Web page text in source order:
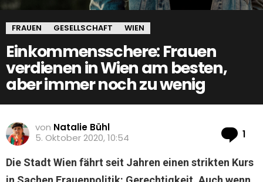
FRAUEN GESELLSCHAFT WIEN
Einkommensschere: Frauen
verdienen in Wien am besten,
aber immer noch zu wenig
von Natalie Bühl
5. Oktober 2020, 10:54
1
Die Stadt Wien fährt seit Jahren einen strikten Kurs